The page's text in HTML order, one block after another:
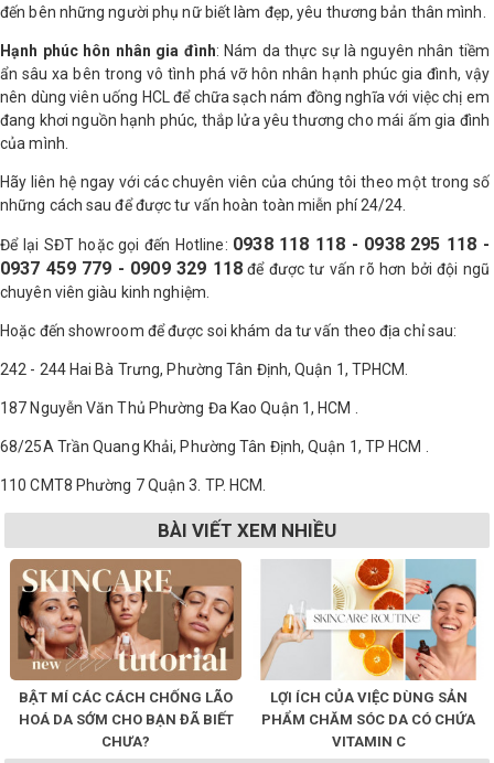
đến bên những người phụ nữ biết làm đẹp, yêu thương bản thân mình.
Hạnh phúc hôn nhân gia đình: Nám da thực sự là nguyên nhân tiềm
ẩn sâu xa bên trong vô tình phá vỡ hôn nhân hạnh phúc gia đình, vậy
nên dùng viên uống HCL để chữa sạch nám đồng nghĩa với việc chị em
đang khơi nguồn hạnh phúc, thắp lửa yêu thương cho mái ấm gia đình
của mình.
Hãy liên hệ ngay với các chuyên viên của chúng tôi theo một trong số
những cách sau để được tư vấn hoàn toàn miễn phí 24/24.
Để lại SĐT hoặc gọi đến Hotline: 0938 118 118 - 0938 295 118 -
0937 459 779 - 0909 329 118để được tư vấn rõ hơn bởi đội ngũ
chuyên viên giàu kinh nghiệm.
Hoặc đến showroom để được soi khám da tư vấn theo địa chỉ sau:
242 - 244 Hai Bà Trưng, Phường Tân Định, Quận 1, TPHCM.
187 Nguyễn Văn Thủ Phường Đa Kao Quận 1, HCM .
68/25A Trần Quang Khải, Phường Tân Định, Quận 1, TP HCM .
110 CMT8 Phường 7 Quận 3. TP. HCM.
BÀI VIẾT XEM NHIỀU
BẬT MÍ CÁC CÁCH CHỐNG LÃO
HOÁ DA SỚM CHO BẠN ĐÃ BIẾT
CHƯA?
LỢI ÍCH CỦA VIỆC DÙNG SẢN
PHẨM CHĂM SÓC DA CÓ CHỨA
VITAMIN C